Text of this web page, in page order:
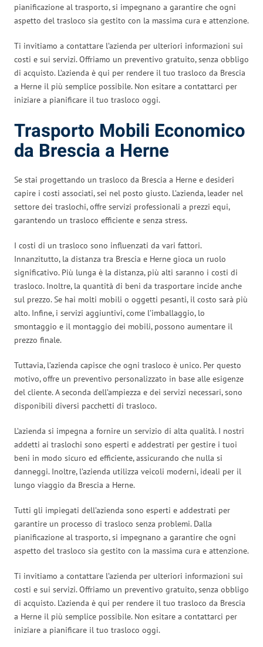
pianificazione al trasporto, si impegnano a garantire che ogni
aspetto del trasloco sia gestito con la massima cura e attenzione.
Ti invitiamo a contattare l’azienda per ulteriori informazioni sui
costi e sui servizi. Offriamo un preventivo gratuito, senza obbligo
di acquisto. L’azienda è qui per rendere il tuo trasloco da Brescia
a Herne il più semplice possibile. Non esitare a contattarci per
iniziare a pianificare il tuo trasloco oggi.
Trasporto Mobili Economico
da Brescia a Herne
Se stai progettando un trasloco da Brescia a Herne e desideri
capire i costi associati, sei nel posto giusto. L’azienda, leader nel
settore dei traslochi, offre servizi professionali a prezzi equi,
garantendo un trasloco efficiente e senza stress.
I costi di un trasloco sono influenzati da vari fattori.
Innanzitutto, la distanza tra Brescia e Herne gioca un ruolo
significativo. Più lunga è la distanza, più alti saranno i costi di
trasloco. Inoltre, la quantità di beni da trasportare incide anche
sul prezzo. Se hai molti mobili o oggetti pesanti, il costo sarà più
alto. Infine, i servizi aggiuntivi, come l’imballaggio, lo
smontaggio e il montaggio dei mobili, possono aumentare il
prezzo finale.
Tuttavia, l’azienda capisce che ogni trasloco è unico. Per questo
motivo, offre un preventivo personalizzato in base alle esigenze
del cliente. A seconda dell’ampiezza e dei servizi necessari, sono
disponibili diversi pacchetti di trasloco.
L’azienda si impegna a fornire un servizio di alta qualità. I nostri
addetti ai traslochi sono esperti e addestrati per gestire i tuoi
beni in modo sicuro ed efficiente, assicurando che nulla si
danneggi. Inoltre, l’azienda utilizza veicoli moderni, ideali per il
lungo viaggio da Brescia a Herne.
Tutti gli impiegati dell’azienda sono esperti e addestrati per
garantire un processo di trasloco senza problemi. Dalla
pianificazione al trasporto, si impegnano a garantire che ogni
aspetto del trasloco sia gestito con la massima cura e attenzione.
Ti invitiamo a contattare l’azienda per ulteriori informazioni sui
costi e sui servizi. Offriamo un preventivo gratuito, senza obbligo
di acquisto. L’azienda è qui per rendere il tuo trasloco da Brescia
a Herne il più semplice possibile. Non esitare a contattarci per
iniziare a pianificare il tuo trasloco oggi.